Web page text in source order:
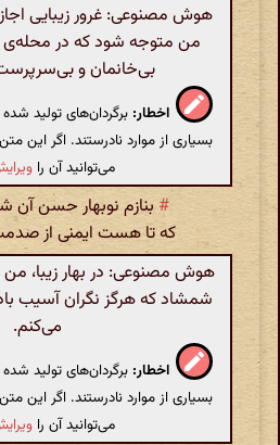
هوش مصنوعی: غرور زیبایی
من متوجه شود که در
بی‌خانمان و
اخطار: برگردان‌های تولید
بسیاری از موارد نادرستند. اگر این
می‌توانید آن را
# بنازم نوبهار حسن آن
که تا هست ایمنی از
هوش مصنوعی: در بهار زیبا، من
شمشاد که هرگز نگران آسیب
می‌کنم.
اخطار: برگردان‌های تولید
بسیاری از موارد نادرستند. اگر این
می‌توانید آن را